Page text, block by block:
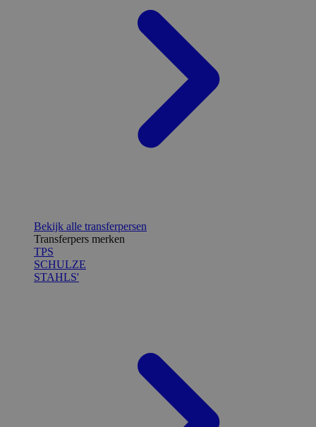
Bekijk alle transferpersen
Transferpers merken
TPS
SCHULZE
STAHLS'